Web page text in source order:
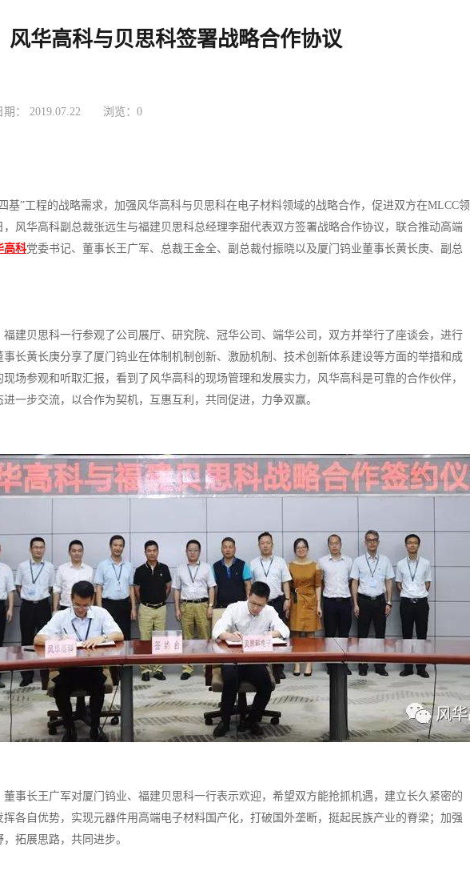
风华高科与贝思科签署战略合作协议
期： 2019.07.22 浏览：0
基”工程的战略需求，加强风华高科与贝思科在电子材料领域的战略合作，促进双方在MLCC领
，风华高科副总裁张远生与福建贝思科总经理李甜代表双方签署战略合作协议，联合推动高端
高科党委书记、董事长王广军、总裁王金全、副总裁付振晓以及厦门钨业董事长黄长庚、副总
建贝思科一行参观了公司展厅、研究院、冠华公司、端华公司，双方并举行了座谈会，进行
事长黄长庚分享了厦门钨业在体制机制创新、激励机制、技术创新体系建设等方面的举措和成
场参观和听取汇报，看到了风华高科的现场管理和发展实力，风华高科是可靠的合作伙伴，
一步交流，以合作为契机，互惠互利，共同促进，力争双赢。
董事长王广军对厦门钨业、福建贝思科一行表示欢迎，希望双方能抢抓机遇，建立长久紧密的
各自优势，实现元器件用高端电子材料国产化，打破国外垄断，挺起民族产业的脊梁；加强
拓展思路，共同进步。